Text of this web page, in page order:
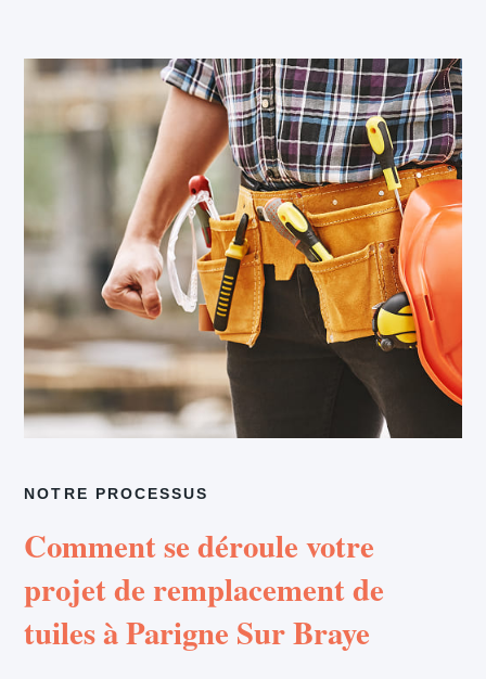
NOTRE PROCESSUS
Comment se déroule votre
projet de remplacement de
tuiles à Parigne Sur Braye